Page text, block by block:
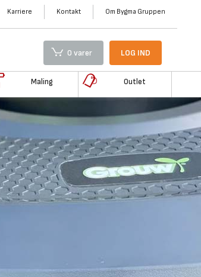
Karriere Kontakt Om Bygma Gruppen
0 varer LOG IND
Maling Outlet